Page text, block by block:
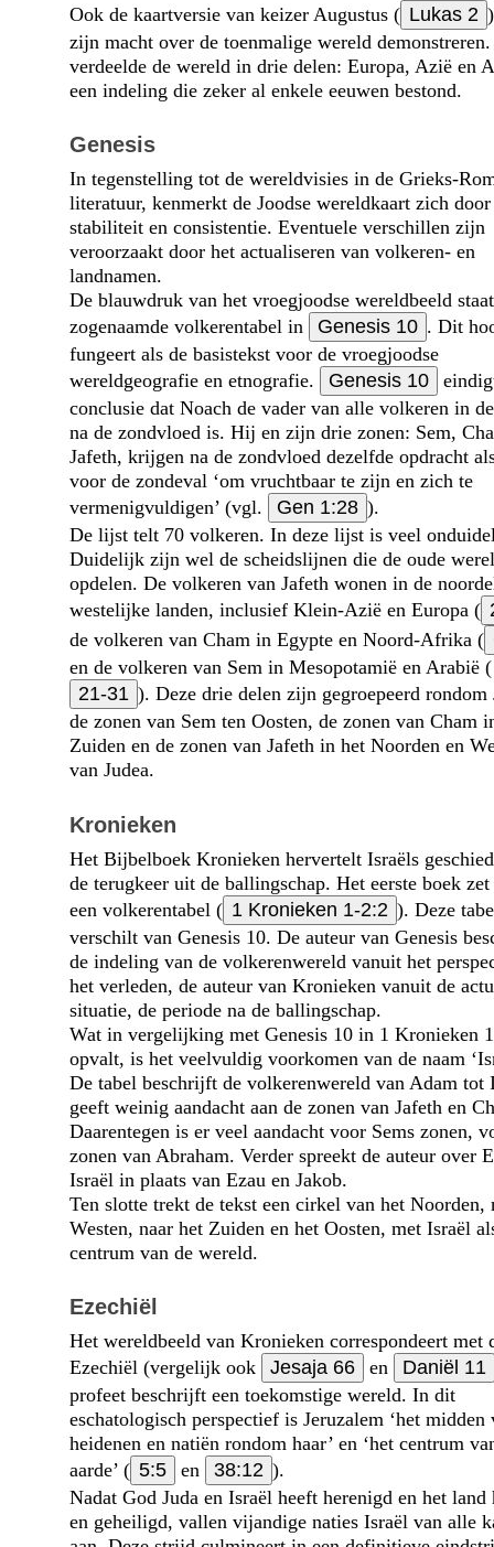
Ook de kaartversie van keizer Augustus ( Lukas 2
zijn macht over de toenmalige wereld
verdeelde de wereld in drie delen: Europa, Azië en
een indeling die zeker al enkele eeuwen bestond.
Genesis
In tegenstelling tot de wereldvisies in de Grieks-
literatuur, kenmerkt de Joodse wereldkaart zich door
stabiliteit en consistentie. Eventuele verschillen zijn
veroorzaakt door het actualiseren van volkeren- en
landnamen.
De blauwdruk van het vroegjoodse wereldbeeld
zogenaamde volkerentabel in
Genesis 10 . Dit
fungeert als de basistekst voor de vroegjoodse
wereldgeografie en etnografie.
Genesis 10
conclusie dat Noach de vader van alle volkeren in
na de zondvloed is. Hij en zijn drie zonen: Sem,
Jafeth, krijgen na de zondvloed dezelfde opdracht
voor de zondeval ‘om vruchtbaar te zijn en zich te
vermenigvuldigen’ (vgl.
Gen 1:28 ).
De lijst telt 70 volkeren. In deze lijst is veel
Duidelijk zijn wel de scheids­lijnen die de oude
opdelen. De volkeren van Jafeth wonen in de
westelijke landen, inclusief Klein-Azië en Europa (
de volkeren van Cham in Egypte en Noord-Afrika (
en de volkeren van Sem in Mesopotamië en Arabië (
21-31 ). Deze drie delen zijn gegroepeerd rondom
de zonen van Sem ten Oosten, de zonen van Cham
Zuiden en de zonen van Jafeth in het Noorden en
van Judea.
Kronieken
Het Bijbelboek Kronieken hervertelt Israëls
de terugkeer uit de ballingschap. Het eerste boek
een volkerentabel ( 1 Kronieken 1-2:2 ). Deze
verschilt van Genesis 10. De auteur van Genesis
de indeling van de volkeren­wereld vanuit het
het verleden, de auteur van Kronieken vanuit de
situatie, de periode na de ballingschap.
Wat in vergelijking met Genesis 10 in 1 Kronieken
opvalt, is het veelvuldig voorkomen van de naam
De tabel beschrijft de volkerenwereld van Adam tot
geeft weinig aandacht aan de zonen van Jafeth en
Daarentegen is er veel aandacht voor Sems zonen,
zonen van Abraham. Verder spreekt de auteur over
Israël in plaats van Ezau en Jakob.
Ten slotte trekt de tekst een cirkel van het Noorden,
Westen, naar het Zuiden en het Oosten, met Israël
centrum van de wereld.
Ezechiël
Het wereldbeeld van Kronieken correspondeert met
Ezechiël (vergelijk ook
Jesaja 66 en
Daniël 11
profeet beschrijft een toekomstige wereld. In dit
eschatologisch perspectief is Jeruzalem ‘het midden
heidenen en natiën rondom haar’ en ‘het centrum
aarde’ ( 5:5 en 38:12 ).
Nadat God Juda en Israël heeft herenigd en het land
en geheiligd, vallen vijandige naties Israël van alle